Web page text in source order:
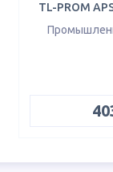
TL-PROM